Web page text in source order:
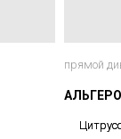
прямой